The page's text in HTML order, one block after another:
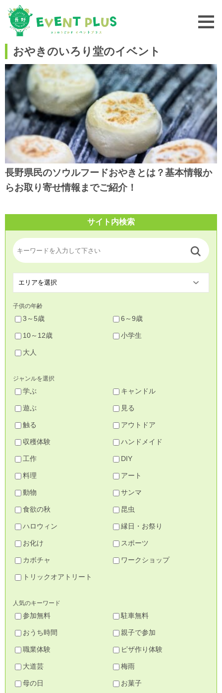
おやきのいろり堂のイベント
長野県民のソウルフードおやきとは？基本情報か
らお取り寄せ情報までご紹介！
サイト内検索
子供の年齢
3～5歳 6～9歳
10～12歳 小学生
大人
ジャンルを選択
学ぶ キャンドル
遊ぶ 見る
触る アウトドア
収穫体験 ハンドメイド
工作 DIY
料理 アート
動物 サンマ
食欲の秋 昆虫
ハロウィン 縁日・お祭り
お化け スポーツ
カボチャ ワークショップ
トリックオアトリート
人気のキーワード
参加無料 駐車無料
おうち時間 親子で参加
職業体験 ピザ作り体験
大道芸 梅雨
母の日 お菓子